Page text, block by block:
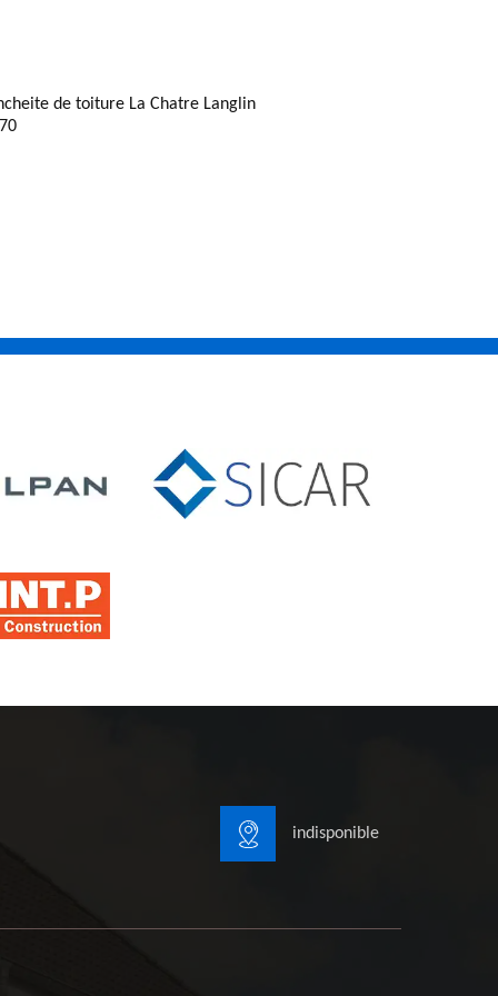
de toiture La Chatre Langlin
indisponible